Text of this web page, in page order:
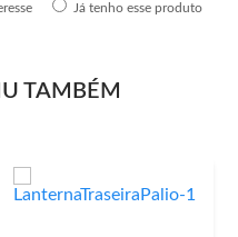
Já tenho esse produto
TAMBÉM